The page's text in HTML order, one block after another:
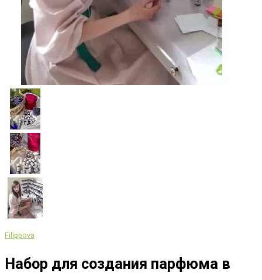
Filippova
Набор для создания парфюма в